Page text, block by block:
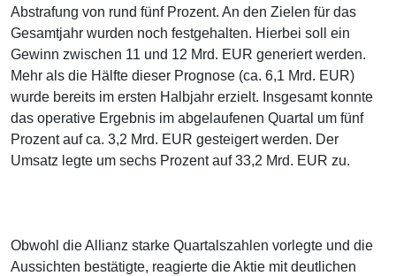
Abstrafung von rund fünf Prozent. An den Zielen für das
Gesamtjahr wurden noch festgehalten. Hierbei soll ein
Gewinn zwischen 11 und 12 Mrd. EUR generiert werden.
Mehr als die Hälfte dieser Prognose (ca. 6,1 Mrd. EUR)
wurde bereits im ersten Halbjahr erzielt. Insgesamt konnte
das operative Ergebnis im abgelaufenen Quartal um fünf
Prozent auf ca. 3,2 Mrd. EUR gesteigert werden. Der
Umsatz legte um sechs Prozent auf 33,2 Mrd. EUR zu.
Obwohl die Allianz starke Quartalszahlen vorlegte und die
Aussichten bestätigte, reagierte die Aktie mit deutlichen